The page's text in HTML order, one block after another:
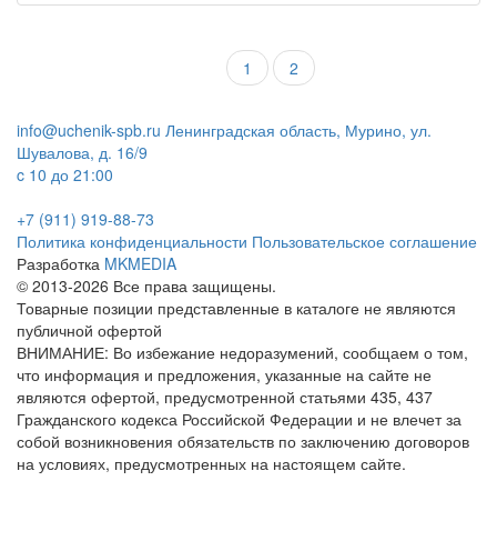
1 2
info@uchenik-spb.ru Ленинградская область, Мурино, ул.
Шувалова, д. 16/9
c 10 до 21:00
+7 (911) 919-88-73
Политика конфиденциальности Пользовательское соглашение
Разработка MKMEDIA
© 2013-2026 Все права защищены.
Товарные позиции представленные в каталоге не являются
публичной офертой
ВНИМАНИЕ: Во избежание недоразумений, сообщаем о том,
что информация и предложения, указанные на сайте не
являются офертой, предусмотренной статьями 435, 437
Гражданского кодекса Российской Федерации и не влечет за
собой возникновения обязательств по заключению договоров
на условиях, предусмотренных на настоящем сайте.